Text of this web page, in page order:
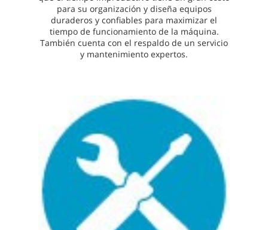
para su organización y diseña equipos
duraderos y confiables para maximizar el
tiempo de funcionamiento de la máquina.
También cuenta con el respaldo de un servicio
y mantenimiento expertos.